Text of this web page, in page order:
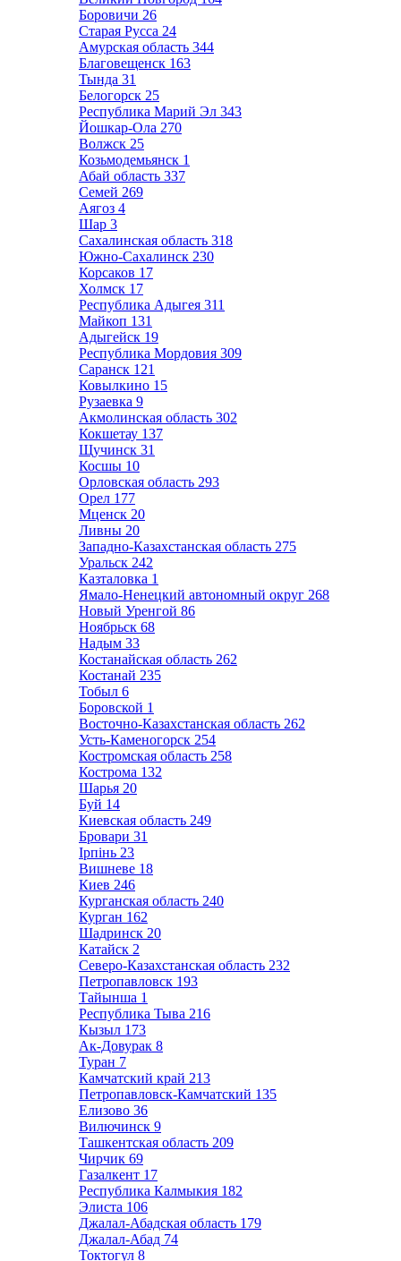
Боровичи 26
Старая Русса 24
Амурская область 344
Благовещенск 163
Тында 31
Белогорск 25
Республика Марий Эл 343
Йошкар-Ола 270
Волжск 25
Козьмодемьянск 1
Абай область 337
Семей 269
Аягоз 4
Шар 3
Сахалинская область 318
Южно-Сахалинск 230
Корсаков 17
Холмск 17
Республика Адыгея 311
Майкоп 131
Адыгейск 19
Республика Мордовия 309
Саранск 121
Ковылкино 15
Рузаевка 9
Акмолинская область 302
Кокшетау 137
Щучинск 31
Косшы 10
Орловская область 293
Орел 177
Мценск 20
Ливны 20
Западно-Казахстанская область 275
Уральск 242
Казталовка 1
Ямало-Ненецкий автономный округ 268
Новый Уренгой 86
Ноябрьск 68
Надым 33
Костанайская область 262
Костанай 235
Тобыл 6
Боровской 1
Восточно-Казахстанская область 262
Усть-Каменогорск 254
Костромская область 258
Кострома 132
Шарья 20
Буй 14
Киевская область 249
Бровари 31
Ірпінь 23
Вишневе 18
Киев 246
Курганская область 240
Курган 162
Шадринск 20
Катайск 2
Северо-Казахстанская область 232
Петропавловск 193
Тайынша 1
Республика Тыва 216
Кызыл 173
Ак-Довурак 8
Туран 7
Камчатский край 213
Петропавловск-Камчатский 135
Елизово 36
Вилючинск 9
Ташкентская область 209
Чирчик 69
Газалкент 17
Республика Калмыкия 182
Элиста 106
Джалал-Абадская область 179
Джалал-Абад 74
Токтогул 8